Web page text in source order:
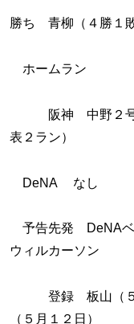
勝ち 青柳（４勝１
ホームラン
阪神 中野２号（
表２ラン）
DeNA なし
予告先発 DeNA
ウィルカーソン
登録 板山（５
（５月１２日）